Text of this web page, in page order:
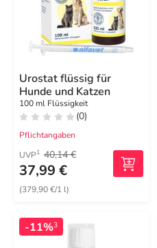
Urostat flüssig für
Hunde und Katzen
100 ml Flüssigkeit
(0)
Pflichtangaben
UVP1 40,14 €
37,99 €
(379,90 €/1 l)
-11%3